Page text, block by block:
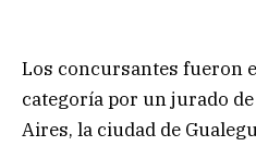
Los concursantes fueron
categoría por un jurado
Aires, la ciudad de